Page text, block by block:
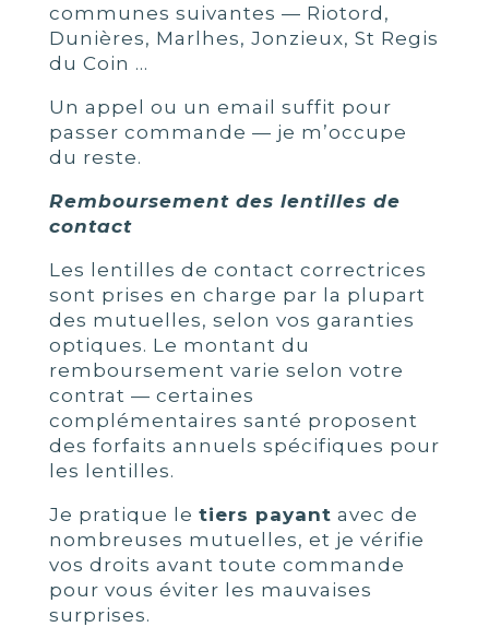
communes suivantes — Riotord,
Dunières, Marlhes, Jonzieux, St Regis
du Coin …
Un appel ou un email suffit pour
passer commande — je m’occupe
du reste.
Remboursement des lentilles de
contact
Les lentilles de contact correctrices
sont prises en charge par la plupart
des mutuelles, selon vos garanties
optiques. Le montant du
remboursement varie selon votre
contrat — certaines
complémentaires santé proposent
des forfaits annuels spécifiques pour
les lentilles.
Je pratique le tiers payant avec de
nombreuses mutuelles, et je vérifie
vos droits avant toute commande
pour vous éviter les mauvaises
surprises.